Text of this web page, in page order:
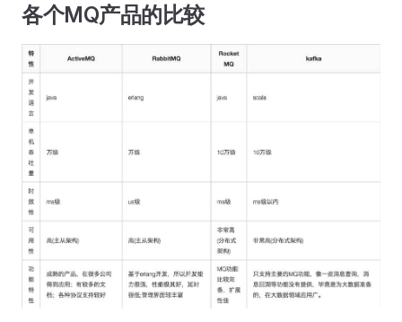
各个MQ产品的比较